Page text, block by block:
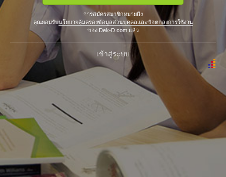
การสมัครสมาชิกหมายถึง
คุณยอมรับนโยบายคุ้มครองข้อมูลส่วนบุคคลและข้อตกลงการใช้งาน
ของ Dek-D.com แล้ว
เข้าสู่ระบบ